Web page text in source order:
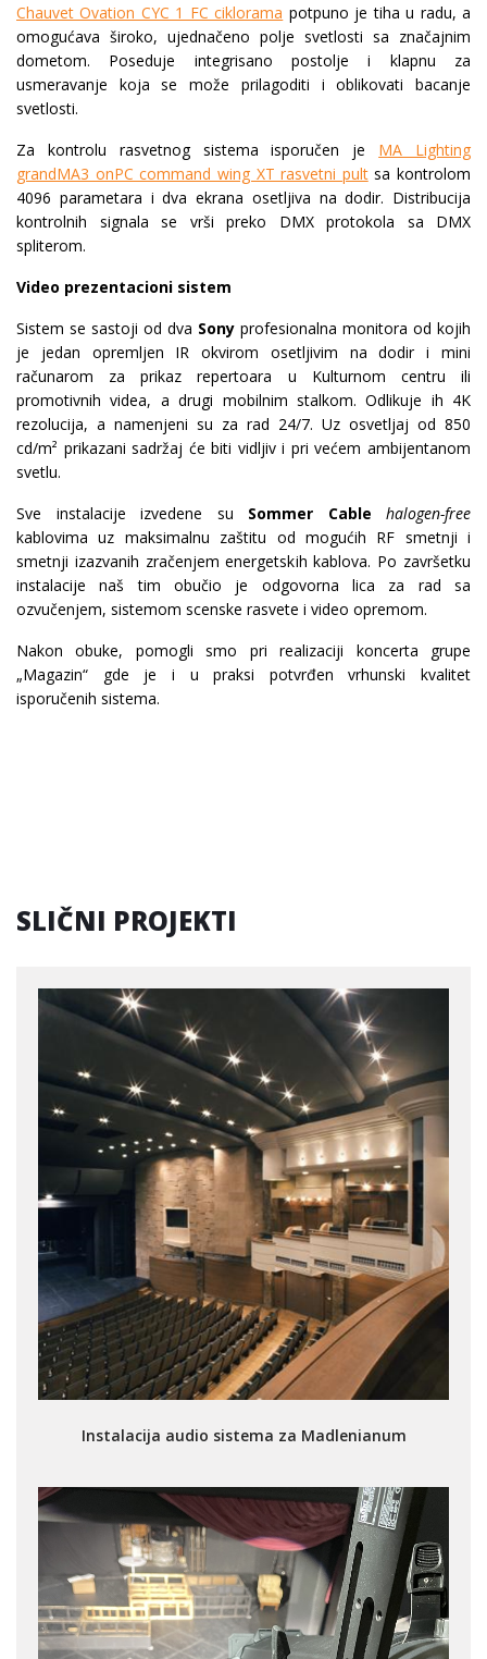
Chauvet Ovation CYC 1 FC ciklorama potpuno je tiha u radu, a
omogućava široko, ujednačeno polje svetlosti sa značajnim
dometom. Poseduje integrisano postolje i klapnu za
usmeravanje koja se može prilagoditi i oblikovati bacanje
svetlosti.
Za kontrolu rasvetnog sistema isporučen je MA Lighting
grandMA3 onPC command wing XT rasvetni pultsa kontrolom
4096 parametara i dva ekrana osetljiva na dodir. Distribucija
kontrolnih signala se vrši preko DMX protokola sa DMX
spliterom.
Video prezentacioni sistem
Sistem se sastoji od dva Sony profesionalna monitora od kojih
je jedan opremljen IR okvirom osetljivim na dodir i mini
računarom za prikaz repertoara u Kulturnom centru ili
promotivnih videa, a drugi mobilnim stalkom. Odlikuje ih 4K
rezolucija, a namenjeni su za rad 24/7. Uz osvetljaj od 850
cd/m² prikazani sadržaj će biti vidljiv i pri većem ambijentanom
svetlu.
Sve instalacije izvedene su Sommer Cable
halogen-free
kablovima uz maksimalnu zaštitu od mogućih RF smetnji i
smetnji izazvanih zračenjem energetskih kablova. Po završetku
instalacije naš tim obučio je odgovorna lica za rad sa
ozvučenjem, sistemom scenske rasvete i video opremom.
Nakon obuke, pomogli smo pri realizaciji koncerta grupe
„Magazin“ gde je i u praksi potvrđen vrhunski kvalitet
isporučenih sistema.
SLIČNI PROJEKTI
Instalacija audio sistema za Madlenianum